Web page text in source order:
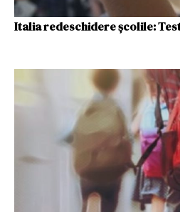
Italia redeschidere şcolile: